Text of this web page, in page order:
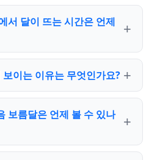
서 달이 뜨는 시간은 언제
이는 이유는 무엇인가요?
보름달은 언제 볼 수 있나